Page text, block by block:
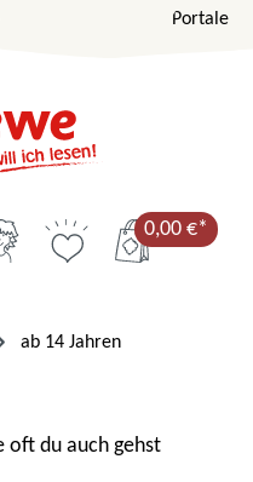
Portale
0,00 €*
ab 14 Jahren